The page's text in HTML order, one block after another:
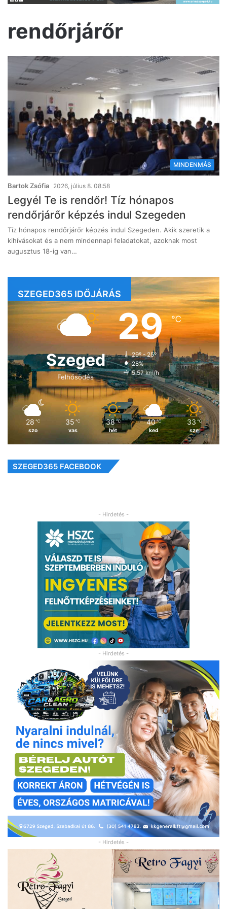
rendőrjárőr
MINDENMÁS
Bartok Zsófia 2026, július 8. 08:58
Legyél Te is rendőr! Tíz hónapos
rendőrjárőr képzés indul Szegeden
Tíz hónapos rendőrjárőr képzés indul Szegeden. Akik szeretik a
kihívásokat és a nem mindennapi feladatokat, azoknak most
augusztus 18-ig van…
SZEGED365 IDŐJÁRÁS
Szeged
Felhősödés
29℃
29º - 25º
28%
5.57 km/h
28 ℃
szo
35 ℃
vas
38 ℃
hét
40 ℃
ked
33 ℃
sze
SZEGED365 FACEBOOK
- Hirdetés -
- Hirdetés -
- Hirdetés -